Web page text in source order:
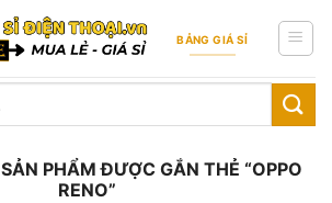
BẢNG GIÁ SỈ
SẢN PHẨM ĐƯỢC GẮN THẺ “OPPO
RENO”